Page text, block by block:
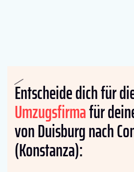
Entscheide dich für
Umzugsfirmafür
von Duisburg nach
(Konstanza):